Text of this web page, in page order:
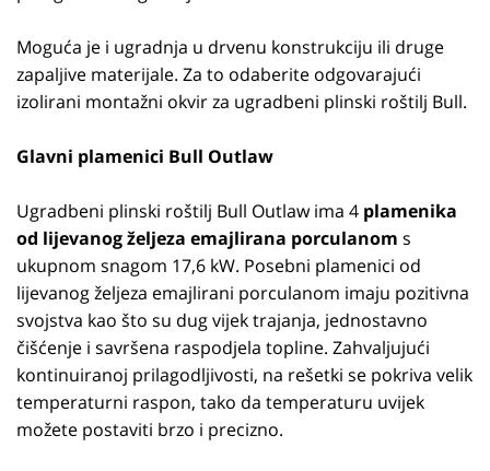
Moguća je i ugradnja u drvenu konstrukciju ili druge
zapaljive materijale. Za to odaberite odgovarajući
izolirani montažni okvir za ugradbeni plinski roštilj Bull.
Glavni plamenici Bull Outlaw
Ugradbeni plinski roštilj Bull Outlaw ima 4 plamenika
od lijevanog željeza emajlirana porculanom s
ukupnom snagom 17,6 kW. Posebni plamenici od
lijevanog željeza emajlirani porculanom imaju pozitivna
svojstva kao što su dug vijek trajanja, jednostavno
čišćenje i savršena raspodjela topline. Zahvaljujući
kontinuiranoj prilagodljivosti, na rešetki se pokriva velik
temperaturni raspon, tako da temperaturu uvijek
možete postaviti brzo i precizno.